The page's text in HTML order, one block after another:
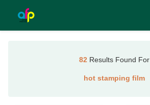
82 Results Found For
hot stamping film